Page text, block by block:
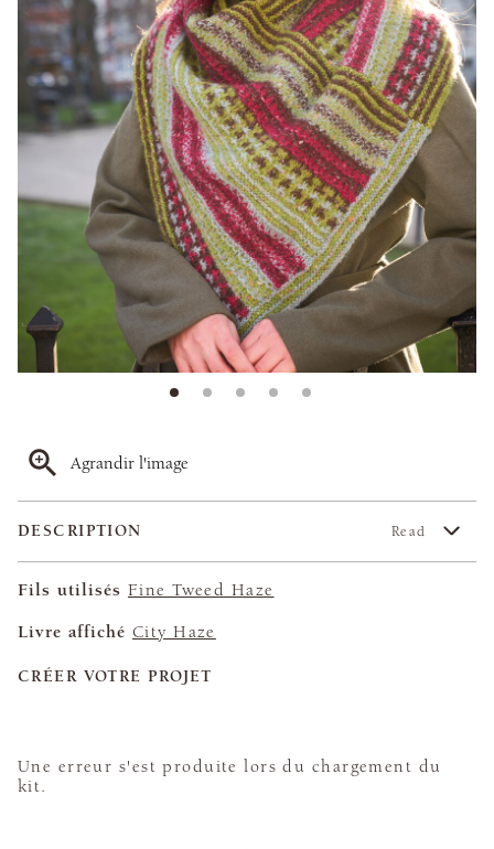
Agrandir l'image
DESCRIPTION Read
Fils utilisés Fine Tweed Haze
Livre affiché City Haze
CRÉER VOTRE PROJET
Une erreur s'est produite lors du chargement du
kit.